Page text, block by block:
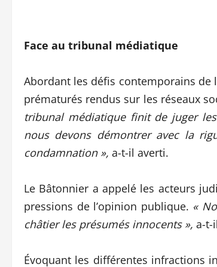
Face au tribunal médiatique
Abordant les défis contemporains de
prématurés rendus sur les réseaux
tribunal médiatique finit de juger
nous devons démontrer avec la
condamnation », a-t-il averti.
Le Bâtonnier a appelé les acteurs
pressions de l’opinion publique. «
châtier les présumés innocents », a-t-
Évoquant les différentes infractions